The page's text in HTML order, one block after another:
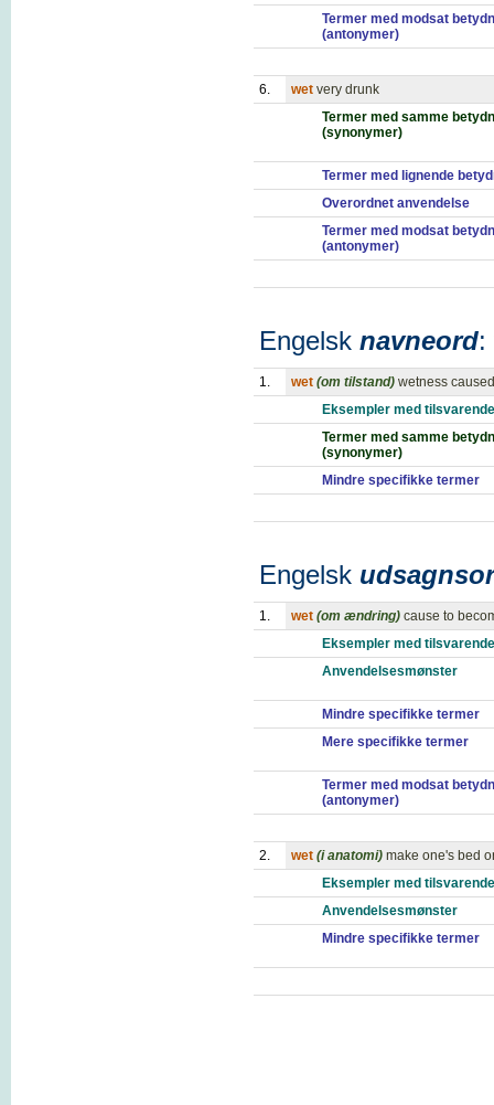
Termer med modsat
(antonymer)
6. wet very drunk
Termer med samme
(synonymer)
Termer med lignende
Overordnet anvendelse
Termer med modsat
(antonymer)
Engelsk navneord:
1. wet (om tilstand) wetness
Eksempler med
Termer med samme
(synonymer)
Mindre specifikke termer
Engelsk
1. wet (om ændring) cause to
Eksempler med
Anvendelsesmønster
Mindre specifikke termer
Mere specifikke termer
Termer med modsat
(antonymer)
2. wet (i anatomi) make one's bed
Eksempler med
Anvendelsesmønster
Mindre specifikke termer